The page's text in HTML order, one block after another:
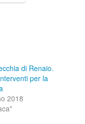
di Renaio.
per la
2018